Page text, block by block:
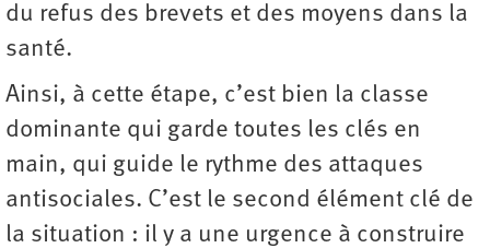
du refus des brevets et des moyens dans la
santé.
Ainsi, à cette étape, c’est bien la classe
dominante qui garde toutes les clés en
main, qui guide le rythme des attaques
antisociales. C’est le second élément clé de
la situation : il y a une urgence à construire